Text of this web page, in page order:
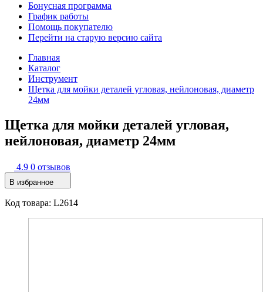
Бонусная программа
График работы
Помощь покупателю
Перейти на старую версию сайта
Главная
Каталог
Инструмент
Щетка для мойки деталей угловая, нейлоновая, диаметр
24мм
Щетка для мойки деталей угловая,
нейлоновая, диаметр 24мм
4.9 0 отзывов
В избранное
Код товара: L2614